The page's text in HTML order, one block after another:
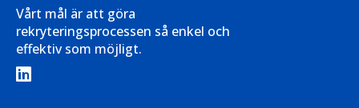
Vårt mål är att göra
rekryteringsprocessen så enkel och
effektiv som möjligt.